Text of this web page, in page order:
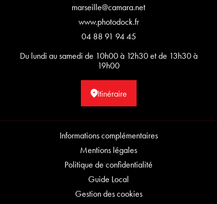
marseille@camara.net
www.photodock.fr
04 88 91 94 45
Du lundi au samedi de 10h00 à 12h30 et de 13h30 à
19h00
Itinéraire
Informations complémentaires
Mentions légales
Politique de confidentialité
Guide Local
Gestion des cookies